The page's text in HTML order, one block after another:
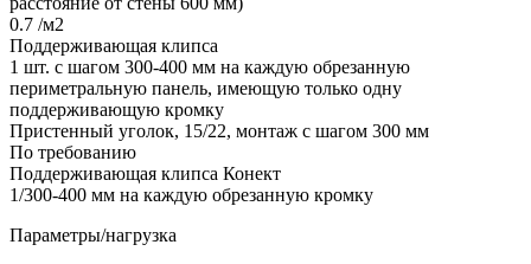
0.7 /м2
Поддерживающая клипса
1 шт. с шагом 300-400 мм на каждую обрезанную
периметральную панель, имеющую только одну
поддерживающую кромку
Пристенный уголок, 15/22, монтаж с шагом 300 мм
По требованию
Поддерживающая клипса Конект
1/300-400 мм на каждую обрезанную кромку
Параметры/нагрузка